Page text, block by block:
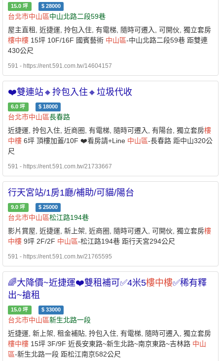
15.0 坪 $ 28000
台北市中山區中山北路二段59巷
屋主直租, 近捷運, 拎包入住, 有電梯, 隨時可遷入, 可開伙, 獨立套房
樓中樓 15坪 10F/16F 國賓藝術 中山區-中山北路二段59巷 距雙連
430公尺
591 - https://rent.591.com.tw/14604157
❤️雙連站🔸拎包入住🔸垃圾代收
6.0 坪 $ 18000
台北市中山區長春路
近捷運, 拎包入住, 近商圈, 有電梯, 隨時可遷入, 有陽台, 獨立套房樓
中樓 6坪 頂樓加蓋/10F ❤️看房請+Line 中山區-長春路 距中山320公
尺
591 - https://rent.591.com.tw/21733667
行天宮站/1房1廳/補助/可貓/陽台
9.0 坪 $ 25000
台北市中山區松江路194巷
影片賞屋, 近捷運, 新上架, 近商圈, 隨時可遷入, 可開伙, 獨立套房樓
中樓 9坪 2F/2F 中山區-松江路194巷 距行天宮294公尺
591 - https://rent.591.com.tw/21765595
🌈大降價~近捷運❤️雙租補可✅4米5樓中樓✅稀有釋
出~搶租
15.0 坪 $ 33000
台北市中山區新生北路一段
近捷運, 新上架, 租金補貼, 拎包入住, 有電梯, 隨時可遷入, 獨立套房
樓中樓 15坪 3F/9F 近長安東路~新生北路~南京東路~吉林路 中山
區-新生北路一段 距松江南京582公尺